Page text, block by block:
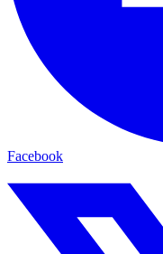
Facebook